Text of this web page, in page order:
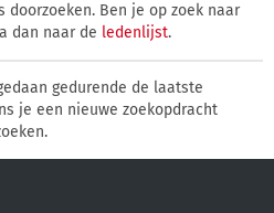
Ben je op zoek naar
dan naar de ledenlijst.
gedurende de laatste
je een nieuwe zoekopdracht